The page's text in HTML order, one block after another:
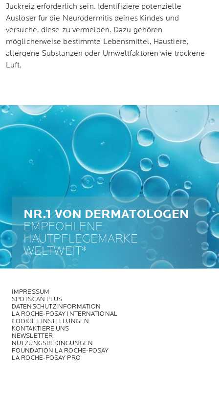
Juckreiz erforderlich sein. Identifiziere potenzielle
Auslöser für die Neurodermitis deines Kindes und
versuche, diese zu vermeiden. Dazu gehören
möglicherweise bestimmte Lebensmittel, Haustiere,
allergene Substanzen oder Umweltfaktoren wie trockene
Luft.
NR.1 VON DERMATOLOGEN
EMPFOHLENE
HAUTPFLEGEMARKE
WELTWEIT*
IMPRESSUM
SPOTSCAN PLUS
DATENSCHUTZINFORMATION
LA ROCHE-POSAY INTERNATIONAL
COOKIE EINSTELLUNGEN
KONTAKTIERE UNS
NEWSLETTER
NUTZUNGSBEDINGUNGEN
FOUNDATION LA ROCHE-POSAY
LA ROCHE-POSAY PRO